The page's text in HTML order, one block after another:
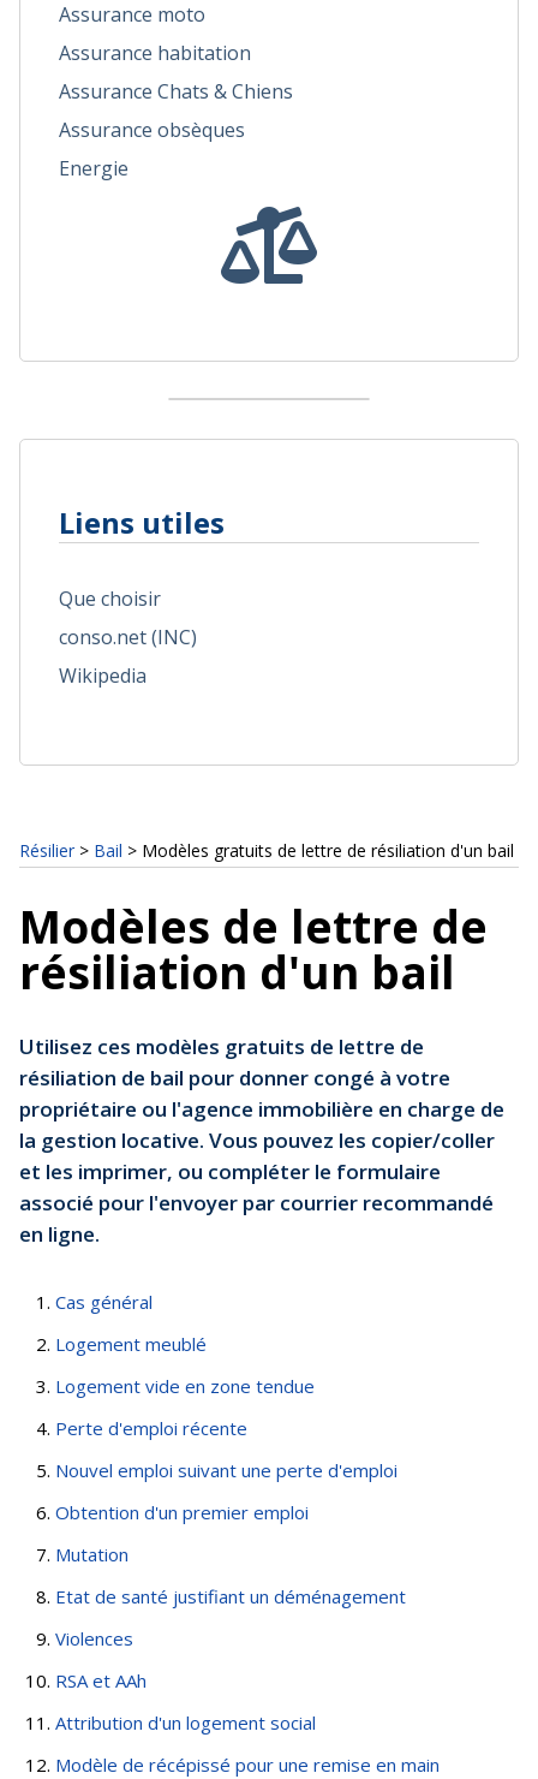
Assurance moto
Assurance habitation
Assurance Chats & Chiens
Assurance obsèques
Energie
Liens utiles
Que choisir
conso.net (INC)
Wikipedia
Résilier > Bail > Modèles gratuits de lettre de résiliation d'un bail
Modèles de lettre de
résiliation d'un bail
Utilisez ces modèles gratuits de lettre de
résiliation de bail pour donner congé à votre
propriétaire ou l'agence immobilière en charge de
la gestion locative. Vous pouvez les copier/coller
et les imprimer, ou compléter le formulaire
associé pour l'envoyer par courrier recommandé
en ligne.
Cas général
Logement meublé
Logement vide en zone tendue
Perte d'emploi récente
Nouvel emploi suivant une perte d'emploi
Obtention d'un premier emploi
Mutation
Etat de santé justifiant un déménagement
Violences
RSA et AAh
Attribution d'un logement social
Modèle de récépissé pour une remise en main